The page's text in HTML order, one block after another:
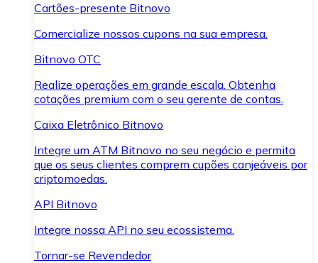
Cartões-presente Bitnovo
Comercialize nossos cupons na sua empresa.
Bitnovo OTC
Realize operações em grande escala. Obtenha
cotações premium com o seu gerente de contas.
Caixa Eletrônico Bitnovo
Integre um ATM Bitnovo no seu negócio e permita
que os seus clientes comprem cupões canjeáveis por
criptomoedas.
API Bitnovo
Integre nossa API no seu ecossistema.
Tornar-se Revendedor